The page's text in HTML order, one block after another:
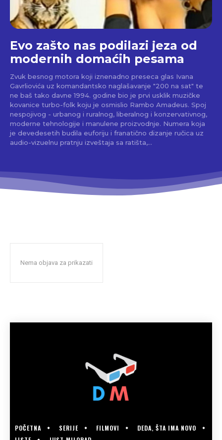
Evo zašto nas podilazi jeza od
modernih domaćih pesama
Zvuk besnog motora koji iznenadno preseca glas Ivana
Gavrliovića uz komandantsko naglašavanje "200 na sat" te
ne baš tako davne 1994. godine bio je prvi usklik muzičke
kovanice turbo-folk koju je osmislio Rambo Amadeus. Spoj
nespojivog - urbanog i ruralnog, liberalnog i konzervativnog,
moderne tehnologije i manulene proizvodnje. Numera koja
je devedesetih budila euforiju i franatično dizanje ručica uz
audio-vizuelnu pratnju izveštaja sa ratišta,...
Nema objava za prikazati
POČETNA SERIJE FILMOVI
DEDA, ŠTA IMA NOVO